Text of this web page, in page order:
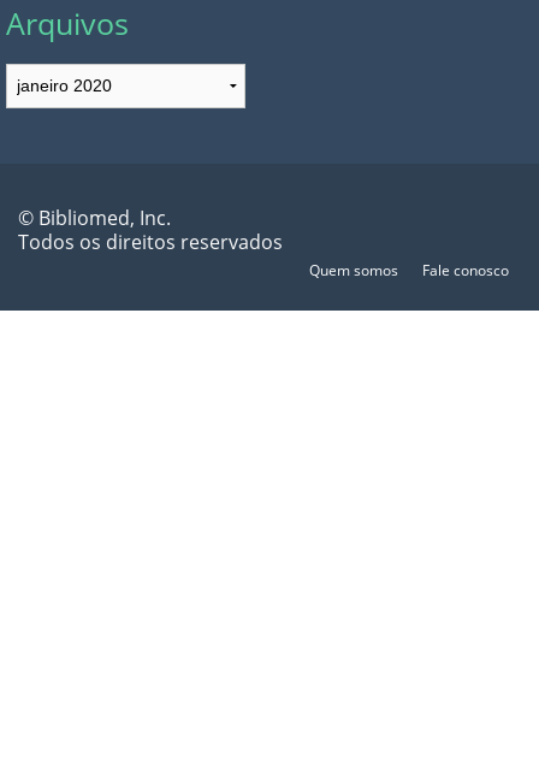
Arquivos
Arquivos
© Bibliomed, Inc.
Todos os direitos reservados
Quem somos Fale conosco